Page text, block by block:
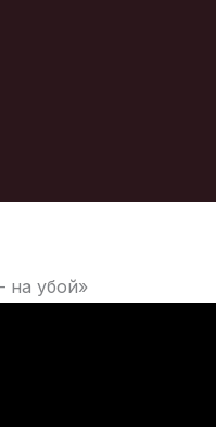
на убой»